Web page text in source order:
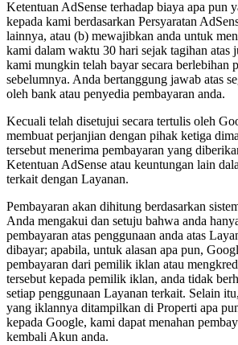
Ketentuan AdSense terhadap biaya apa pun
kepada kami berdasarkan Persyaratan
lainnya, atau (b) mewajibkan anda untuk
kami dalam waktu 30 hari sejak tagihan atas
kami mungkin telah bayar secara berlebihan
sebelumnya. Anda bertanggung jawab atas
oleh bank atau penyedia pembayaran anda.
Kecuali telah disetujui secara tertulis oleh
membuat perjanjian dengan pihak ketiga
tersebut menerima pembayaran yang
Ketentuan AdSense atau keuntungan lain
terkait dengan Layanan.
Pembayaran akan dihitung berdasarkan
Anda mengakui dan setuju bahwa anda
pembayaran atas penggunaan anda atas
dibayar; apabila, untuk alasan apa pun,
pembayaran dari pemilik iklan atau
tersebut kepada pemilik iklan, anda tidak
setiap penggunaan Layanan terkait. Selain
yang iklannya ditampilkan di Properti apa
kepada Google, kami dapat menahan
kembali Akun anda.